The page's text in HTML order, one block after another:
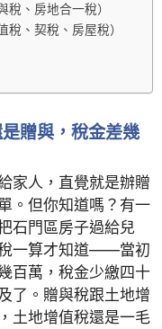
稅、房地合一稅）
稅、契稅、房屋稅）
贈與，稅金差幾
家人，直覺就是辦贈
。但你知道嗎？有一
石門區房子過給兒
一算才知道——當初
百萬，稅金少繳四十
了。贈與稅跟土地增
土地增值稅還是一毛